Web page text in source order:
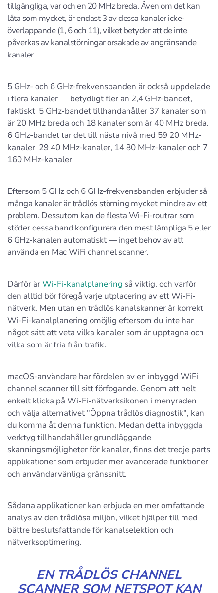
tillgängliga, var och en 20 MHz breda. Även om det kan
låta som mycket, är endast 3 av dessa kanaler icke-
överlappande (1, 6 och 11), vilket betyder att de inte
påverkas av kanalstörningar orsakade av angränsande
kanaler.
5 GHz- och 6 GHz-frekvensbanden är också uppdelade
i flera kanaler — betydligt fler än 2,4 GHz-bandet,
faktiskt. 5 GHz-bandet tillhandahåller 37 kanaler som
är 20 MHz breda och 18 kanaler som är 40 MHz breda.
6 GHz-bandet tar det till nästa nivå med 59 20 MHz-
kanaler, 29 40 MHz-kanaler, 14 80 MHz-kanaler och 7
160 MHz-kanaler.
Eftersom 5 GHz och 6 GHz-frekvensbanden erbjuder så
många kanaler är trådlös störning mycket mindre av ett
problem. Dessutom kan de flesta Wi-Fi-routrar som
stöder dessa band konfigurera den mest lämpliga 5 eller
6 GHz-kanalen automatiskt — inget behov av att
använda en Mac WiFi channel scanner.
Därför ärWi-Fi-kanalplanering så viktig, och varför
den alltid bör föregå varje utplacering av ett Wi-Fi-
nätverk. Men utan en trådlös kanalskanner är korrekt
Wi-Fi-kanalplanering omöjlig eftersom du inte har
något sätt att veta vilka kanaler som är upptagna och
vilka som är fria från trafik.
macOS-användare har fördelen av en inbyggd WiFi
channel scanner till sitt förfogande. Genom att helt
enkelt klicka på Wi-Fi-nätverksikonen i menyraden
och välja alternativet "Öppna trådlös diagnostik", kan
du komma åt denna funktion. Medan detta inbyggda
verktyg tillhandahåller grundläggande
skanningsmöjligheter för kanaler, finns det tredje parts
applikationer som erbjuder mer avancerade funktioner
och användarvänliga gränssnitt.
Sådana applikationer kan erbjuda en mer omfattande
analys av den trådlösa miljön, vilket hjälper till med
bättre beslutsfattande för kanalselektion och
nätverksoptimering.
EN TRÅDLÖS CHANNEL
SCANNER SOM NETSPOT KAN